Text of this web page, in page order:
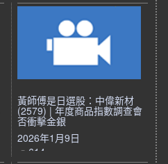
黃師傅是日選股：中偉新材
(2579) | 年度商品指數調查會
否衝擊金銀
2026年1月9日
614